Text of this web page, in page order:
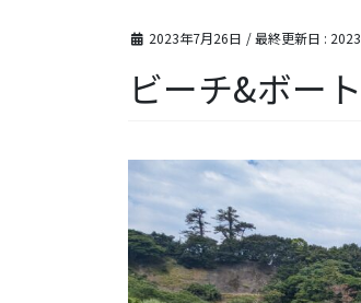
2023年7月26日 / 最終更新日 :
ビーチ&ボー